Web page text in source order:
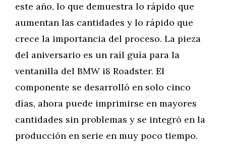
este año, lo que demuestra lo rápido que
aumentan las cantidades y lo rápido que
crece la importancia del proceso. La pieza
del aniversario es un raíl guía para la
ventanilla del BMW i8 Roadster. El
componente se desarrolló en solo cinco
días, ahora puede imprimirse en mayores
cantidades sin problemas y se integró en la
producción en serie en muy poco tiempo.